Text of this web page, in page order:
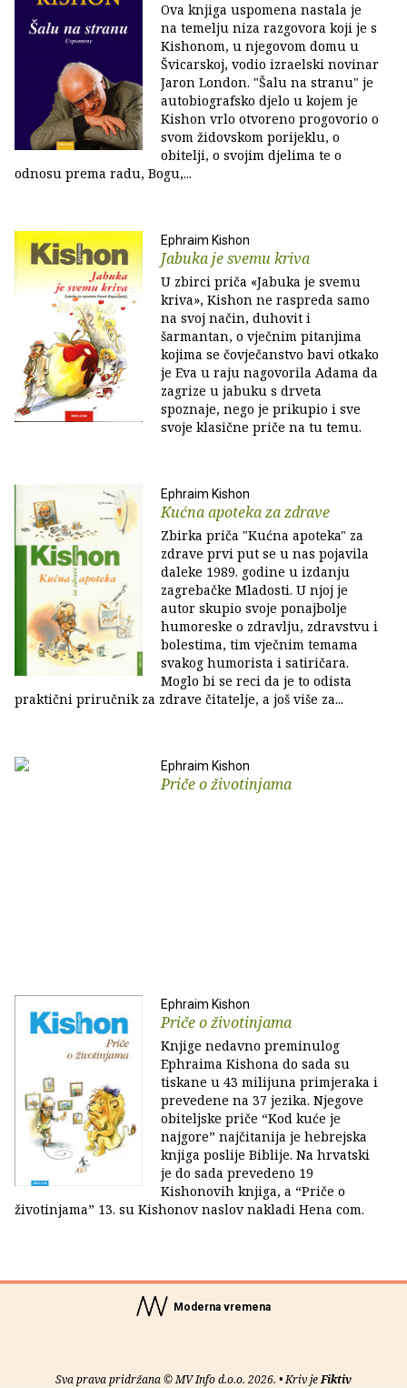
Ova knjiga uspomena nastala je
na temelju niza razgovora koji je s
Kishonom, u njegovom domu u
Švicarskoj, vodio izraelski novinar
Jaron London. "Šalu na stranu" je
autobiografsko djelo u kojem je
Kishon vrlo otvoreno progovorio o
svom židovskom porijeklu, o
obitelji, o svojim djelima te o
odnosu prema radu, Bogu,...
Ephraim Kishon
Jabuka je svemu kriva
U zbirci priča «Jabuka je svemu
kriva», Kishon ne raspreda samo
na svoj način, duhovit i
šarmantan, o vječnim pitanjima
kojima se čovječanstvo bavi otkako
je Eva u raju nagovorila Adama da
zagrize u jabuku s drveta
spoznaje, nego je prikupio i sve
svoje klasične priče na tu temu.
Ephraim Kishon
Kućna apoteka za zdrave
Zbirka priča "Kućna apoteka" za
zdrave prvi put se u nas pojavila
daleke 1989. godine u izdanju
zagrebačke Mladosti. U njoj je
autor skupio svoje ponajbolje
humoreske o zdravlju, zdravstvu i
bolestima, tim vječnim temama
svakog humorista i satiričara.
Moglo bi se reci da je to odista
praktični priručnik za zdrave čitatelje, a još više za...
Ephraim Kishon
Priče o životinjama
Ephraim Kishon
Priče o životinjama
Knjige nedavno preminulog
Ephraima Kishona do sada su
tiskane u 43 milijuna primjeraka i
prevedene na 37 jezika. Njegove
obiteljske priče “Kod kuće je
najgore” najčitanija je hebrejska
knjiga poslije Biblije. Na hrvatski
je do sada prevedeno 19
Kishonovih knjiga, a “Priče o
životinjama” 13. su Kishonov naslov nakladi Hena com.
Moderna vremena
Sva prava pridržana © MV Info d.o.o. 2026. • Kriv jeFiktiv